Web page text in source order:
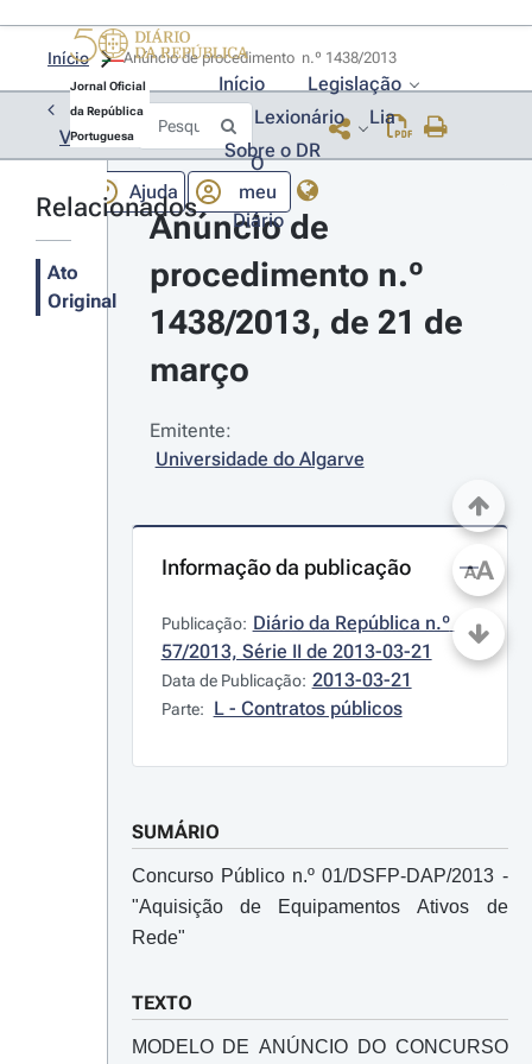
Jornal Oficial
da República
Portuguesa
Início
Legislação
Lexionário
Lia
Sobre o DR
Ajuda
O
meu
Diário
Início
Voltar
Relacionados
Ato
Original
Anúncio de
procedimento n.º
1438/2013, de 21 de
março
Emitente:
Universidade do Algarve
Informação da publicação
Publicação: Diário da República n.º
57/2013, Série II de 2013-03-21
Data de Publicação: 2013-03-21
Parte: L - Contratos públicos
SUMÁRIO
Concurso Público n.º 01/DSFP-DAP/2013 -
"Aquisição de Equipamentos Ativos de
Rede"
TEXTO
MODELO DE ANÚNCIO DO CONCURSO
AA